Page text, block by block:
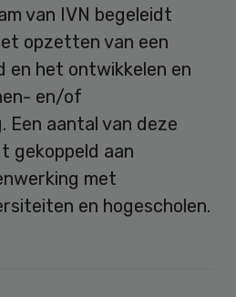
van IVN begeleidt
opzetten van een
en het ontwikkelen en
en/of
Een aantal van deze
gekoppeld aan
met
en hogescholen.